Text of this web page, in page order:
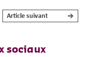
Article suivant →
sociaux